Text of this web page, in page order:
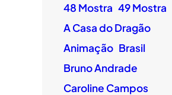
48 Mostra 49 Mostra
A Casa do Dragão
Animação Brasil
Bruno Andrade
Caroline Campos